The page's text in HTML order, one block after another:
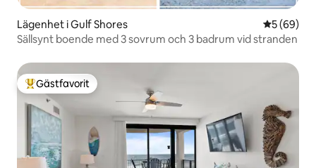
Lägenhet i Gulf Shores 5 av 5 i
5 (69)
Sällsynt boende med 3 sovrum och 3 badrum vid stranden
Populär gästfavorit
Gästfavorit